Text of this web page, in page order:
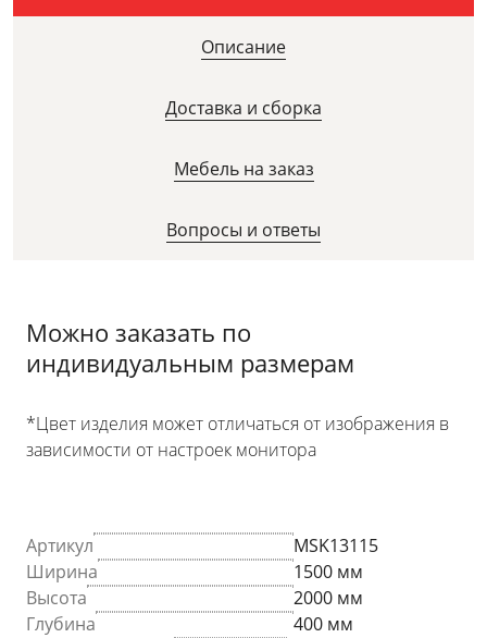
Описание
Доставка и сборка
Мебель на заказ
Вопросы и ответы
Можно заказать по
индивидуальным размерам
*Цвет изделия может отличаться от изображения в
зависимости от настроек монитора
Артикул
MSK13115
Ширина
1500 мм
Высота
2000 мм
Глубина
400 мм